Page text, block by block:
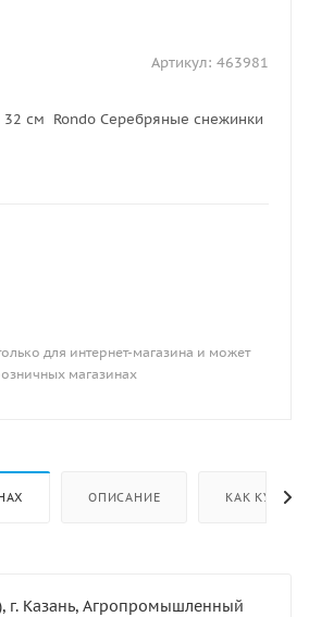
Артикул: 463981
32 см Rondo Серебряные снежинки
для интернет-магазина и может
магазинах
ОПИСАНИЕ КАК КУПИТЬ
г. Казань, Агропромышленный